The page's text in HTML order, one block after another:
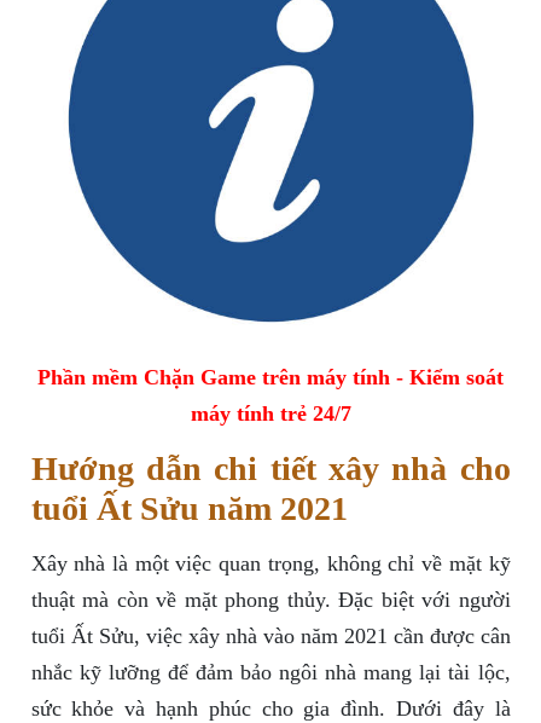
Phần mềm Chặn Game trên máy tính - Kiểm soát
máy tính trẻ 24/7
Hướng dẫn chi tiết xây nhà cho
tuổi Ất Sửu năm 2021
Xây nhà là một việc quan trọng, không chỉ về mặt kỹ
thuật mà còn về mặt phong thủy. Đặc biệt với người
tuổi Ất Sửu, việc xây nhà vào năm 2021 cần được cân
nhắc kỹ lưỡng để đảm bảo ngôi nhà mang lại tài lộc,
sức khỏe và hạnh phúc cho gia đình. Dưới đây là